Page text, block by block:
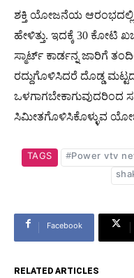
ಶಕ್ತಿ ಯೋಜನೆಯ ಆರಂಭದಲ್ಲಿ
ಹೇಳಿತ್ತು. ಇದಕ್ಕೆ 30 ಕೋಟಿ
ಸ್ಮಾರ್ಟ್ ಕಾರ್ಡನ್ನ ಜಾರಿಗೆ
ರದ್ದುಗೊಳಿಸಿದರೆ ದೊಡ್ಡ
ಒಳಗಾಗಬೇಕಾಗುವುದರಿಂದ
ಸಿಮೀತಗೊಳಿಸಿಕೊಳ್ಳುವ
TAGS #Power vtv
Facebook
RELATED ARTICLES